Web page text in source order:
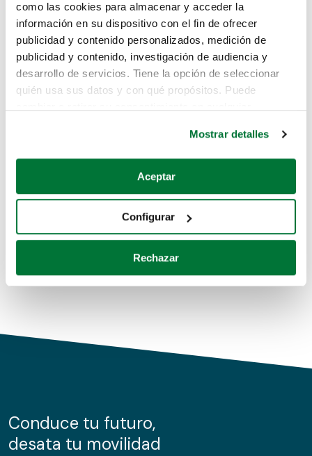
como las cookies para almacenar y acceder la
información en su dispositivo con el fin de ofrecer
publicidad y contenido personalizados, medición de
publicidad y contenido, investigación de audiencia y
desarrollo de servicios. Tiene la opción de seleccionar
quién usa sus datos y con qué propósitos. Puede
Si lo permite, también quisiéramos:
Recopilar información sobre su ubicación geográfica
Identificar su dispositivo analizándolo activamente
para buscar características específicas (huellas
Obtenga más información sobre cómo se procesan sus
de cookies.
información sobre el uso que haga del sitio web con
nuestros partners de redes sociales, publicidad y análisis
Mostrar detalles
Aceptar
Configurar
Rechazar
Lo sentimos, no sabemos como
te hemos traido hasta aquí.
Pero puedes encontrar el coche que estás
buscando en alguno de estos enlaces:
Coches de segunda mano
Coches de km0
Conduce tu futuro,
desata tu movilidad